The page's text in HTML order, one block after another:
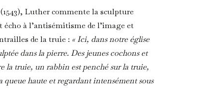
Luther commente la sculpture
à l’antisémitisme de l’image et
de la truie : « Ici, dans notre église
dans la pierre. Des jeunes cochons et
la truie, un rabbin est penché sur la truie,
haute et regardant intensément sous